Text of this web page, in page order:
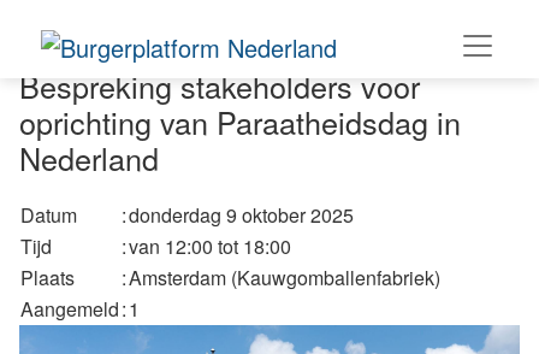
Bespreking stakeholders voor
oprichting van Paraatheidsdag in
Nederland
Datum :donderdag 9 oktober 2025
Tijd
:van 12:00 tot 18:00
Plaats
:Amsterdam (Kauwgomballenfabriek)
Aangemeld:1